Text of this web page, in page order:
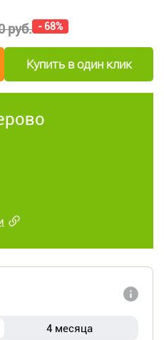
руб. - 68%
Купить в один клик
4 месяца